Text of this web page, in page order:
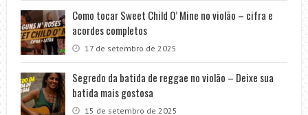
Como tocar Sweet Child O’ Mine no violão – cifra e
acordes completos
17 de setembro de 2025
Segredo da batida de reggae no violão – Deixe sua
batida mais gostosa
15 de setembro de 2025